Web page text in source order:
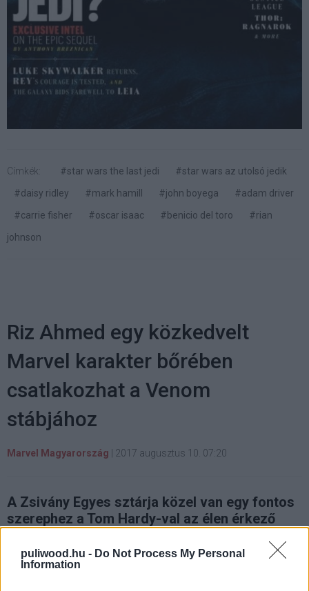
puliwood.hu - Do Not Process My Personal
Information
Címkék: #star wars the last jedi
#star wars az utolsó jedik
#daisy ridley
#mark hamill #john boyega
#adam driver
#carrie fisher
#oscar isaac #benicio del toro
#rian
johnson
Riz Ahmed egy közkedvelt
Marvel karakter bőrében
csatlakozhat a Venom
stábjához
Marvel Magyarország | 2017 augusztus 10. 07:20
A Zsivány Egyes sztárja közel van egy fontos
szerephez a Tom Hardy-val az élen érkező